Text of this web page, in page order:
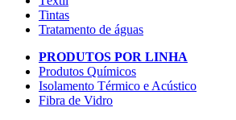
Tintas
Tratamento de águas
PRODUTOS POR LINHA
Produtos Químicos
Isolamento Térmico e Acústico
Fibra de Vidro